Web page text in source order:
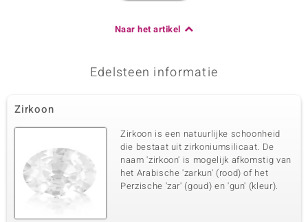
Fancy geslepen
Edelsteen exact
Blauwe Saffier 18 à 1,6 mm
0,388 ct
Slijpvorm
Rond Brilliant Geslepen
Zetting
Prong
Herkomst
Madagaskar
Naar het artikel
Edelsteen informatie
Zirkoon
Zirkoon is een natuurlijke schoonheid
die bestaat uit zirkoniumsilicaat. De
naam 'zirkoon' is mogelijk afkomstig van
het Arabische 'zarkun' (rood) of het
Perzische 'zar' (goud) en 'gun' (kleur).